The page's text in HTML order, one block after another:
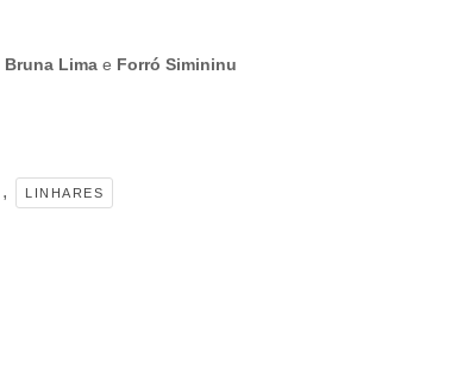
Bruna Lima e Forró Simininu
, LINHARES